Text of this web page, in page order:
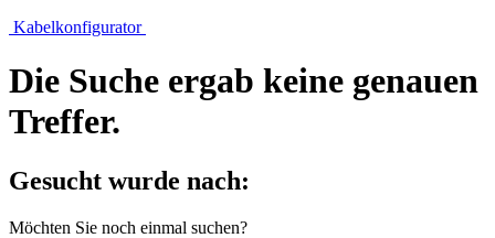
Kabelkonfigurator
Die Suche ergab keine genauen
Treffer.
Gesucht wurde nach:
Möchten Sie noch einmal suchen?